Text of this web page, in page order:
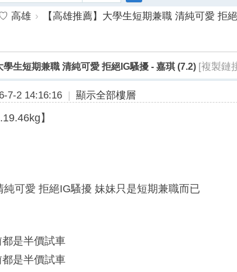
搜
高雄 ›
【高雄推薦】大學生短期兼職 清純可愛 拒
學生短期兼職 清純可愛 拒絕IG騷擾 - 嘉琪 (7.2) [複製鏈
7-2 14:16:16 | 顯示全部樓層
】
純可愛 拒絕IG騷擾 妹妹只是短期兼職而已
是半價試車
是半價試車